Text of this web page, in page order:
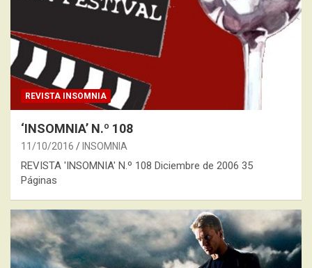
REVISTA INSOMNIA
‘INSOMNIA’ N.º 108
11/10/2016 INSOMNIA
REVISTA 'INSOMNIA' N.º 108 Diciembre de 2006 35
Páginas